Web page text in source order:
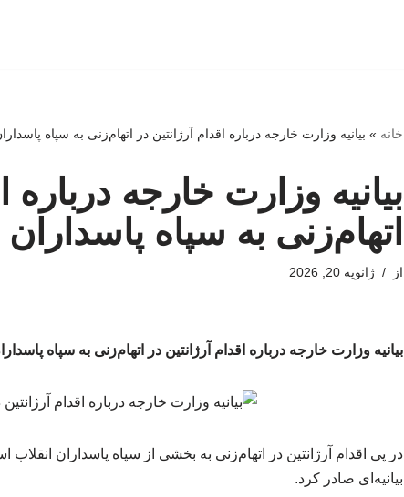
خانه » بیانیه وزارت خارجه درباره اقدام آرژانتین در اتهام‌زنی به سپاه
بیانیه وزارت خارجه درباره
اتهام‌زنی به سپاه پاسداران
از ژانویه 20, 2026
بیانیه وزارت خارجه درباره اقدام آرژانتین در اتهام‌زنی به سپاه
در پی اقدام آرژانتین در اتهام‌زنی به بخشی از سپاه پاسداران
بیانیه‌ای صادر کرد.